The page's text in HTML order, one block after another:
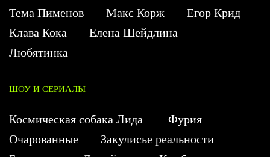
Тема Пименов
Макс Корж
Егор Крид
Клава Кока
Елена Шейдлина
Любятинка
ШОУ И СЕРИАЛЫ
Космическая собака Лида
Фурия
Очарованные
Закулисье реальности